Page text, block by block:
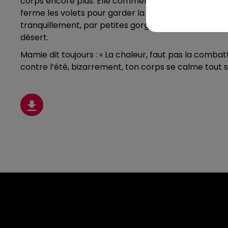
ferme les volets pour garder la fraîcheur, ralentit
tranquillement, par petites gorgées. Pas besoin de
désert.
Mamie dit toujours : « La chaleur, faut pas la
contre l’été, bizarrement, ton corps se calme tout